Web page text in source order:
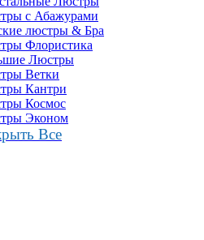
с Абажурами
люстры & Бра
Флористика
Люстры
Ветки
Кантри
Космос
Эконом
Все